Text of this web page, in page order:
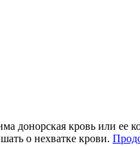
донорская кровь или ее
о нехватке крови.